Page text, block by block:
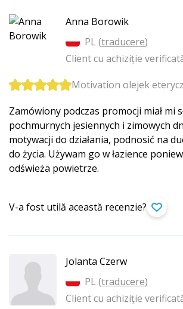
Anna Borowik
PL (traducere)
Client cu achiziție
Motivation olejek
Zamówiony podczas promocji miał mi
pochmurnych jesiennych i zimowych
motywacji do działania, podnosić na
do życia. Używam go w łazience
odświeża powietrze.
V-a fost utilă această recenzie?
Jolanta Czerw
PL (traducere)
Client cu achiziție